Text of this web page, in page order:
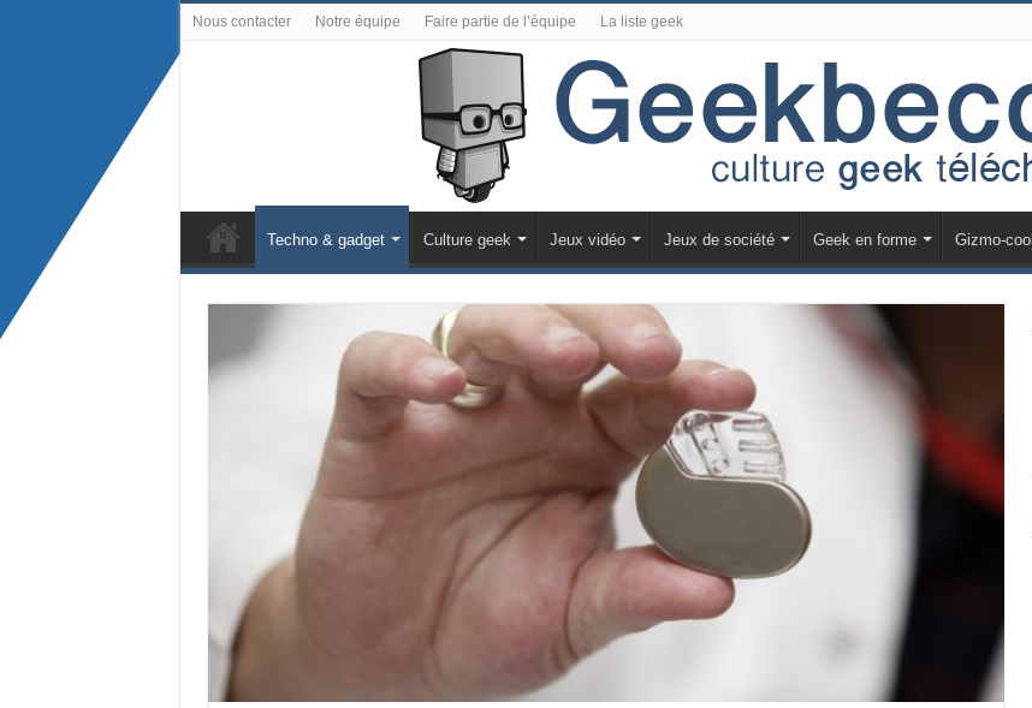
Nous contacter Notre équipe Faire partie de l’équipe La liste geek
Techno & gadget Culture geek Jeux vidéo Jeux de société Geek en forme Gizmo-cool